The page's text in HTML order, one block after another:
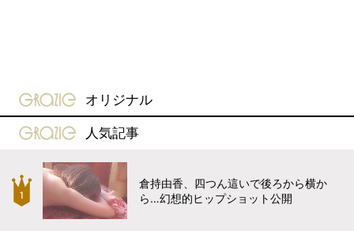
gravure-grazie
オリジナル
gravure-grazie
人気記事
倉持由香、四つん這いで後ろから横か
ら…幻想的ヒップショット公開